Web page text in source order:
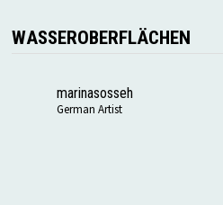
WASSEROBERFLÄCHEN
marinasosseh
German Artist